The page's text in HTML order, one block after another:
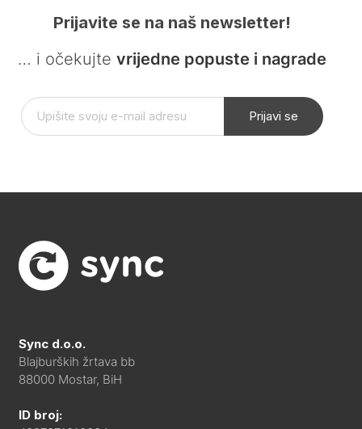
Prijavite se na naš newsletter!
… i očekujte vrijedne popuste i nagrade
Prijavi se
Sync d.o.o.
Blajburških žrtava bb
88000 Mostar, BiH
ID broj: